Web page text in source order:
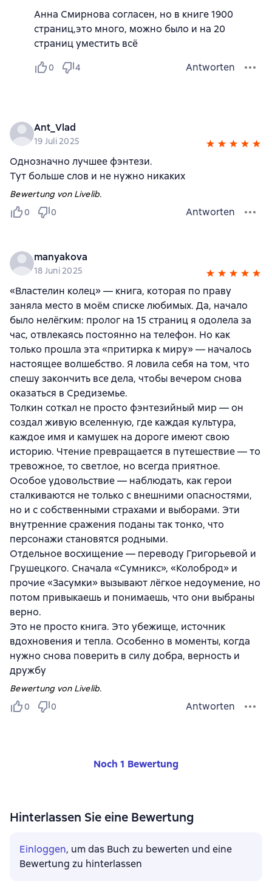
Анна Смирнова согласен, но в книге 1900
страниц,это много, можно было и на 20
страниц уместить всё
0 4 Antworten
Ant_Vlad
19 Juli 2025
Однозначно лучшее фэнтези.
Тут больше слов и не нужно никаких
Bewertung von Livelib.
0
0 Antworten
manyakova
18 Juni 2025
«Властелин колец» — книга, которая по праву
заняла место в моём списке любимых. Да, начало
было нелёгким: пролог на 15 страниц я одолела за
час, отвлекаясь постоянно на телефон. Но как
только прошла эта «притирка к миру» — началось
настоящее волшебство. Я ловила себя на том, что
спешу закончить все дела, чтобы вечером снова
оказаться в Средиземье.
Толкин соткал не просто фэнтезийный мир — он
создал живую вселенную, где каждая культура,
каждое имя и камушек на дороге имеют свою
историю. Чтение превращается в путешествие — то
тревожное, то светлое, но всегда приятное.
Особое удовольствие — наблюдать, как герои
сталкиваются не только с внешними опасностями,
но и с собственными страхами и выборами. Эти
внутренние сражения поданы так тонко, что
персонажи становятся родными.
Отдельное восхищение — переводу Григорьевой и
Грушецкого. Сначала «Сумникс», «Колоброд» и
прочие «Засумки» вызывают лёгкое недоумение, но
потом привыкаешь и понимаешь, что они выбраны
верно.
Это не просто книга. Это убежище, источник
вдохновения и тепла. Особенно в моменты, когда
нужно снова поверить в силу добра, верность и
дружбу
Bewertung von Livelib.
0
0 Antworten
Noch 1 Bewertung
Hinterlassen Sie eine Bewertung
Einloggen, um das Buch zu bewerten und eine
Bewertung zu hinterlassen